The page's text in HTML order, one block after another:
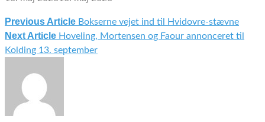
Indlægsnavigation
Previous Article Bokserne vejet ind til Hvidovre-stævne
Next Article Hoveling, Mortensen og Faour annonceret til
Kolding 13. september